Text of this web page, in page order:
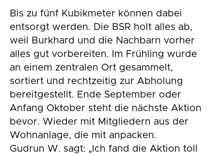
Bis zu fünf Kubikmeter können dabei
entsorgt werden. Die BSR holt alles ab,
weil Burkhard und die Nachbarn vorher
alles gut vorbereiten. Im Frühling wurde
an einem zentralen Ort gesammelt,
sortiert und rechtzeitig zur Abholung
bereitgestellt. Ende September oder
Anfang Oktober steht die nächste Aktion
bevor. Wieder mit Mitgliedern aus der
Wohnanlage, die mit anpacken.
Gudrun W. sagt: „Ich fand die Aktion toll